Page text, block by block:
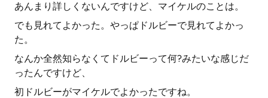
あんまり詳しくないんですけど、マイケルのことは。
でも見れてよかった。やっぱドルビーで見れてよかっ
た。
なんか全然知らなくてドルビーって何?みたいな感じだ
ったんですけど、
初ドルビーがマイケルでよかったですね。